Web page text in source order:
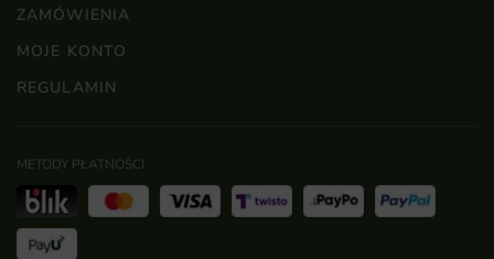
ZAMÓWIENIA
MOJE KONTO
REGULAMIN
METODY PŁATNOŚCI